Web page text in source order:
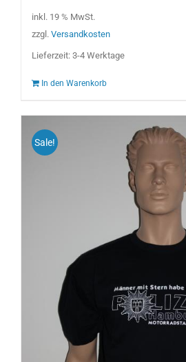
inkl. 19 % MwSt.
zzgl. Versandkosten
Lieferzeit: 3-4 Werktage
In den Warenkorb
Sale!